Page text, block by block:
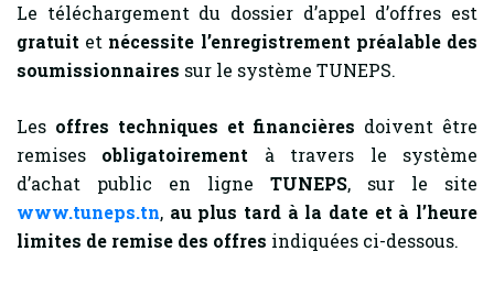
Le téléchargement du dossier d’appel d’offres est
gratuit et nécessite l’enregistrement préalable des
soumissionnaires sur le système TUNEPS.
Les offres techniques et financières doivent être
remises obligatoirement à travers le système
d’achat public en ligne TUNEPS, sur le site
www.tuneps.tn, au plus tard à la date et à l’heure
limites de remise des offres indiquées ci-dessous.